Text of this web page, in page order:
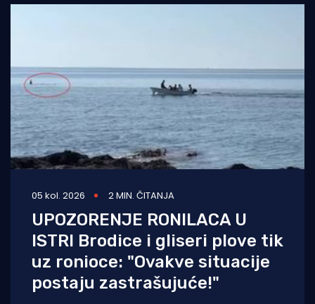
05 kol. 2026 2 MIN. ČITANJA
UPOZORENJE RONILACA U
ISTRI Brodice i gliseri plove tik
uz ronioce: "Ovakve situacije
postaju zastrašujuće!"